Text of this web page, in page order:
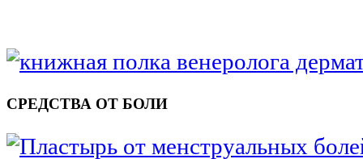
СРЕДСТВА ОТ БОЛИ